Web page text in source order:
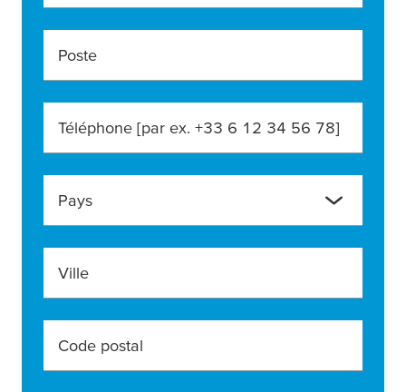
Poste
Téléphone [par ex. +33 6 12 34 56 78]
Pays
Ville
Code postal